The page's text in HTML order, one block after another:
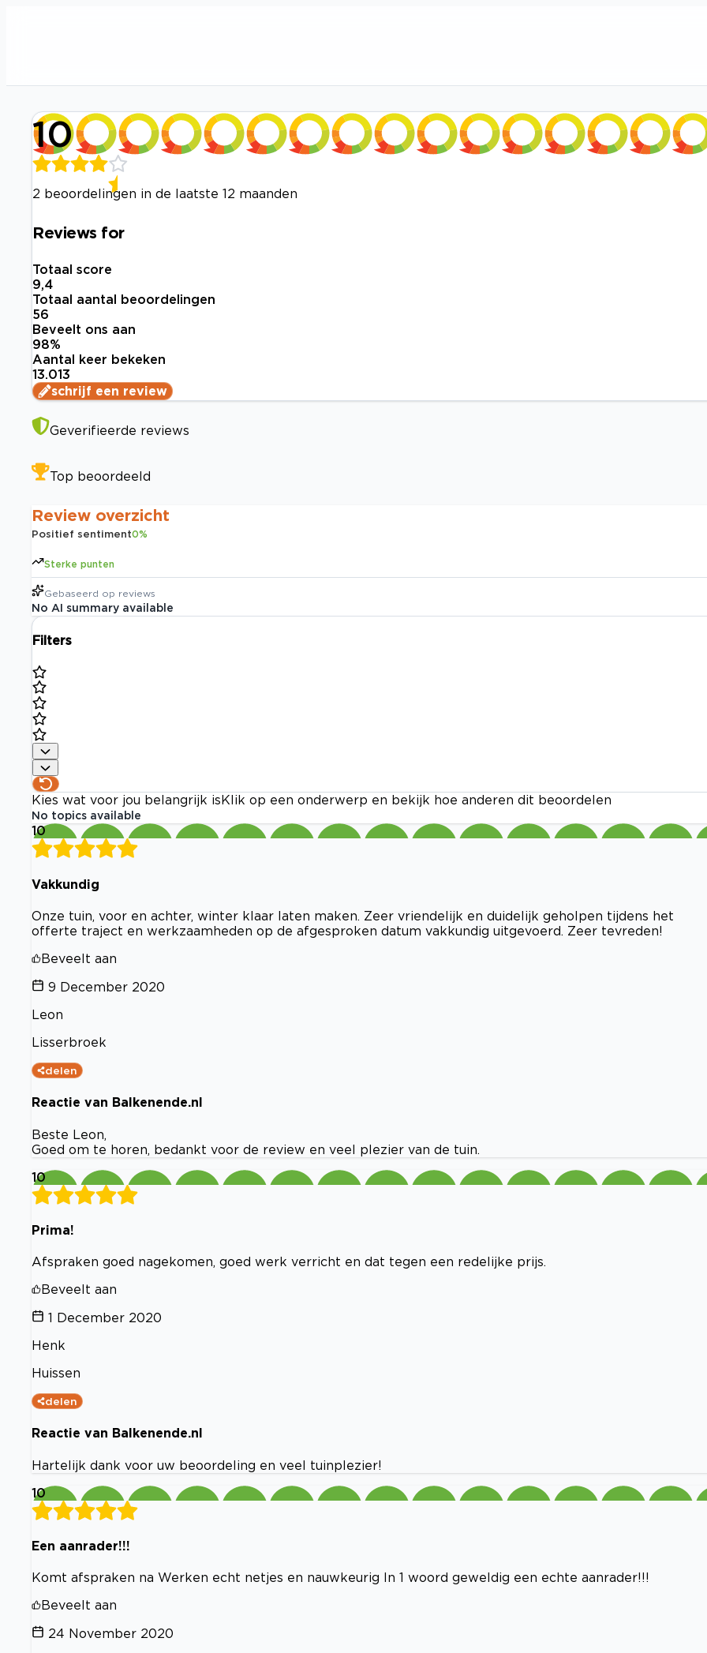
10
2 beoordelingen in de laatste 12 maanden
Reviews for
Totaal score
9,4
Totaal aantal beoordelingen
56
Beveelt ons aan
98%
Aantal keer bekeken
13.013
schrijf een review
Geverifieerde reviews
Top beoordeeld
Review overzicht
Positief sentiment0%
Sterke punten
Gebaseerd op reviews
No AI summary available
Filters
Kies wat voor jou belangrijk is Klik op een onderwerp en bekijk hoe anderen dit beoordelen
No topics available
10
Vakkundig
Onze tuin, voor en achter, winter klaar laten maken. Zeer vriendelijk en duidelijk geholpen tijdens het
offerte traject en werkzaamheden op de afgesproken datum vakkundig uitgevoerd. Zeer tevreden!
Beveelt aan
9 December 2020
Leon
Lisserbroek
delen
Reactie van Balkenende.nl
Beste Leon,
Goed om te horen, bedankt voor de review en veel plezier van de tuin.
10
Prima!
Afspraken goed nagekomen, goed werk verricht en dat tegen een redelijke prijs.
Beveelt aan
1 December 2020
Henk
Huissen
delen
Reactie van Balkenende.nl
Hartelijk dank voor uw beoordeling en veel tuinplezier!
10
Een aanrader!!!
Komt afspraken na Werken echt netjes en nauwkeurig In 1 woord geweldig een echte aanrader!!!
Beveelt aan
24 November 2020